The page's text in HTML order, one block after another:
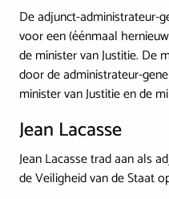
De adjunct-administrateur-
voor een (éénmaal
de minister van Justitie. De
door de administrateur-
minister van Justitie en de
Jean Lacasse
Jean Lacasse trad aan als
de Veiligheid van de Staat